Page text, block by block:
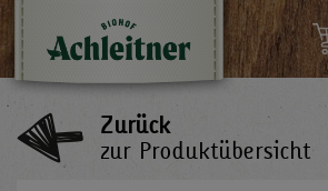
Zurück
zur Produktübersicht